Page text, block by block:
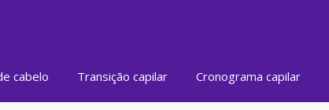
cabelo Transição capilar Cronograma capilar